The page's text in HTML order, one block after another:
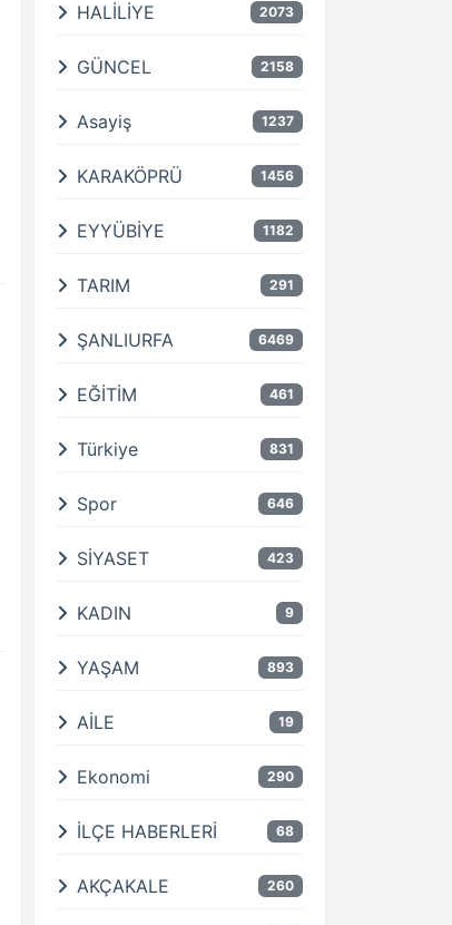
HALİLİYE 2073
GÜNCEL 2158
Asayiş 1237
KARAKÖPRÜ 1456
EYYÜBİYE 1182
TARIM 291
ŞANLIURFA 6469
EĞİTİM 461
Türkiye 831
Spor 646
SİYASET 423
KADIN 9
YAŞAM 893
AİLE 19
Ekonomi 290
İLÇE HABERLERİ 68
AKÇAKALE 260